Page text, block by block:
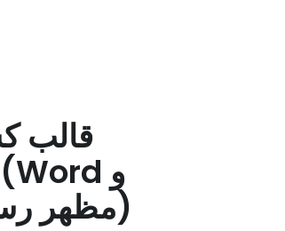
قالب
PDF - مظهر رسمي احترافي)